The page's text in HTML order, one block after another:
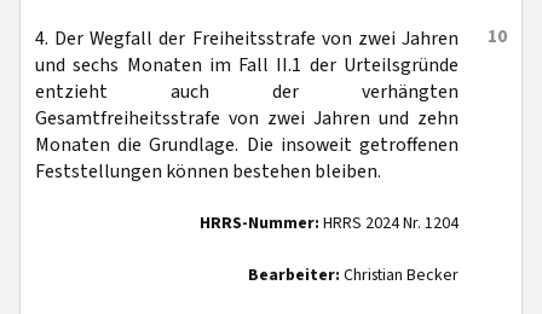
10
4. Der Wegfall der Freiheitsstrafe von zwei Jahren
und sechs Monaten im Fall II.1 der Urteilsgründe
entzieht auch der verhängten
Gesamtfreiheitsstrafe von zwei Jahren und zehn
Monaten die Grundlage. Die insoweit getroffenen
Feststellungen können bestehen bleiben.
HRRS-Nummer: HRRS 2024 Nr. 1204
Bearbeiter: Christian Becker